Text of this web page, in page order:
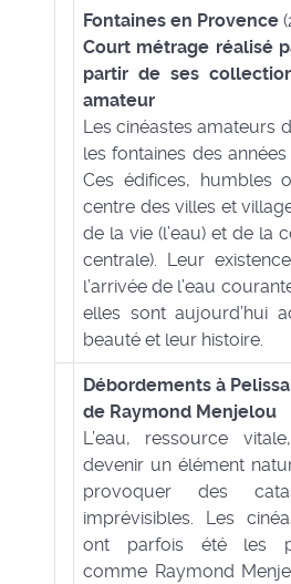
Fontaines en Provence
Court métrage réalisé
partir de ses
amateur
Les cinéastes amateurs
les fontaines des
Ces édifices, humbles
centre des villes et
de la vie (l’eau) et de la
centrale). Leur
l’arrivée de l’eau
elles sont aujourd’hui
beauté et leur histoire.
Débordements à
de Raymond Menjelou
L’eau, ressource
devenir un élément
provoquer des
imprévisibles. Les
ont parfois été les
comme Raymond